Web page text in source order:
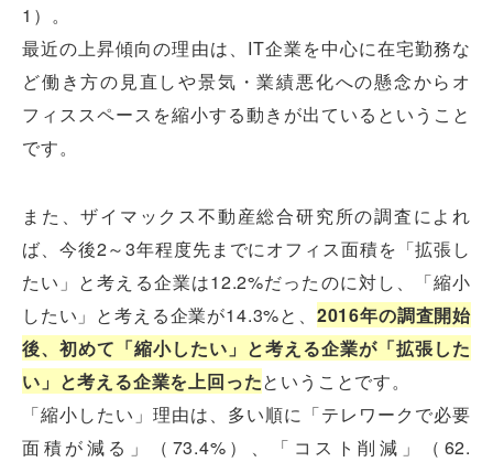
1）。
最近の上昇傾向の理由は、IT企業を中心に在宅勤務な
ど働き方の見直しや景気・業績悪化への懸念からオ
フィススペースを縮小する動きが出ているということ
です。
また、ザイマックス不動産総合研究所の調査によれ
ば、今後2～3年程度先までにオフィス面積を「拡張し
たい」と考える企業は12.2%だったのに対し、「縮小
したい」と考える企業が14.3%と、 2016年の調査開始
後、初めて「縮小したい」と考える企業が「拡張した
い」と考える企業を上回ったということです。
「縮小したい」理由は、多い順に「テレワークで必要
面積が減る」（73.4%）、「コスト削減」（62.